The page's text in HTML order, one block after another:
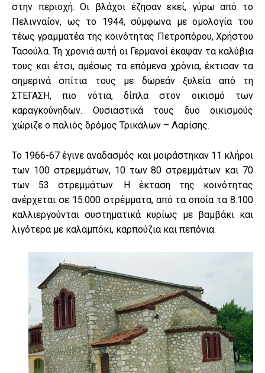
στην περιοχή. Οι βλάχοι έζησαν εκεί, γύρω από το
Πελινναίον, ως το 1944, σύμφωνα με ομολογία του
τέως γραμματέα της κοινότητας Πετροπόρου, Χρήστου
Τασούλα. Τη χρονιά αυτή οι Γερμανοί έκαψαν τα καλύβια
τους και έτσι, αμέσως τα επόμενα χρόνια, έκτισαν τα
σημερινά σπίτια τους με δωρεάν ξυλεία από τη
ΣΤΕΓΑΣΗ, πιο νότια, δίπλα στον οικισμό των
καραγκούνηδων. Ουσιαστικά τους δυο οικισμούς
χώριζε ο παλιός δρόμος Τρικάλων – Λαρίσης.
Το 1966-67 έγινε αναδασμός και μοιράστηκαν 11 κλήροι
των 100 στρεμμάτων, 10 των 80 στρεμμάτων και 70
των 53 στρεμμάτων. Η έκταση της κοινότητας
ανέρχεται σε 15.000 στρέμματα, από τα οποία τα 8.100
καλλιεργούνται συστηματικά κυρίως με βαμβάκι και
λιγότερα με καλαμπόκι, καρπούζια και πεπόνια.